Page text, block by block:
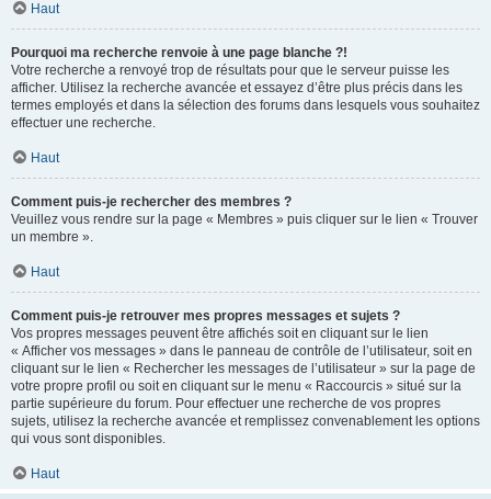
Haut
Pourquoi ma recherche renvoie à une page blanche ?!
Votre recherche a renvoyé trop de résultats pour que le serveur puisse les
afficher. Utilisez la recherche avancée et essayez d’être plus précis dans les
termes employés et dans la sélection des forums dans lesquels vous souhaitez
effectuer une recherche.
Haut
Comment puis-je rechercher des membres ?
Veuillez vous rendre sur la page « Membres » puis cliquer sur le lien « Trouver
un membre ».
Haut
Comment puis-je retrouver mes propres messages et sujets ?
Vos propres messages peuvent être affichés soit en cliquant sur le lien
« Afficher vos messages » dans le panneau de contrôle de l’utilisateur, soit en
cliquant sur le lien « Rechercher les messages de l’utilisateur » sur la page de
votre propre profil ou soit en cliquant sur le menu « Raccourcis » situé sur la
partie supérieure du forum. Pour effectuer une recherche de vos propres
sujets, utilisez la recherche avancée et remplissez convenablement les options
qui vous sont disponibles.
Haut